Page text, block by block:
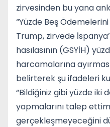
zirvesinden bu yana
“Yüzde Beş
Trump, zirvede
hasılasının (GSYİH)
harcamalarına
belirterek şu ifadeleri
“Bildiğiniz gibi yüzde iki
yapmalarını talep
gerçekleşmeyeceğini